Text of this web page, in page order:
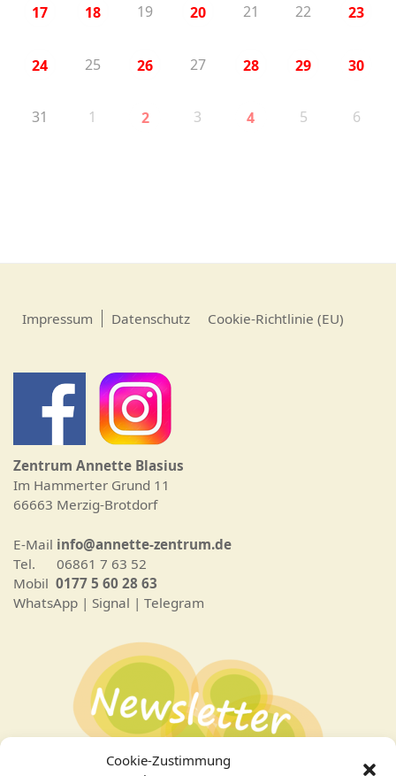
Cookie-Zustimmung
17 18 19 20 21 22 23
24 25 26 27 28 29 30
31 1 2 3 4 5 6
Impressum Datenschutz Cookie-Richtlinie (EU)
Zentrum Annette Blasius
Im Hammerter Grund 11
66663 Merzig-Brotdorf
E-Mail info@annette-zentrum.de
Tel. 06861 7 63 52
Mobil 0177 5 60 28 63
WhatsApp | Signal | Telegram